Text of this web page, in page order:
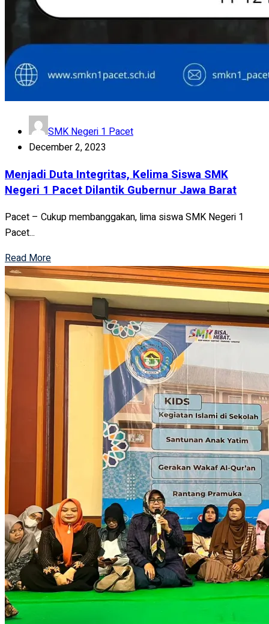
SMK Negeri 1 Pacet
December 2, 2023
Menjadi Duta Integritas, Kelima Siswa SMK
Negeri 1 Pacet Dilantik Gubernur Jawa Barat
Pacet – Cukup membanggakan, lima siswa SMK Negeri 1
Pacet...
Read More